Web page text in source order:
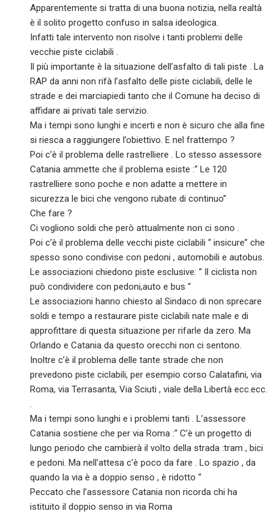
Apparentemente si tratta di una buona notizia, nella realtà
è il solito progetto confuso in salsa ideologica.
Infatti tale intervento non risolve i tanti problemi delle
vecchie piste ciclabili .
Il più importante è la situazione dell’asfalto di tali piste . La
RAP da anni non rifà l’asfalto delle piste ciclabili, delle le
strade e dei marciapiedi tanto che il Comune ha deciso di
affidare ai privati tale servizio.
Ma i tempi sono lunghi e incerti e non è sicuro che alla fine
si riesca a raggiungere l’obiettivo. E nel frattempo ?
Poi c’è il problema delle rastrelliere . Lo stesso assessore
Catania ammette che il problema esiste :“ Le 120
rastrelliere sono poche e non adatte a mettere in
sicurezza le bici che vengono rubate di continuo”
Che fare ?
Ci vogliono soldi che però attualmente non ci sono .
Poi c’è il problema delle vecchi piste ciclabili “ insicure” che
spesso sono condivise con pedoni , automobili e autobus.
Le associazioni chiedono piste esclusive: “ Il ciclista non
può condividere con pedoni,auto e bus “
Le associazioni hanno chiesto al Sindaco di non sprecare
soldi e tempo a restaurare piste ciclabili nate male e di
approfittare di questa situazione per rifarle da zero. Ma
Orlando e Catania da questo orecchi non ci sentono.
Inoltre c’è il problema delle tante strade che non
prevedono piste ciclabili, per esempio corso Calatafini, via
Roma, via Terrasanta, Via Sciuti , viale della Libertà ecc.ecc.
.
Ma i tempi sono lunghi e i problemi tanti . L’assessore
Catania sostiene che per via Roma :“ C’è un progetto di
lungo periodo che cambierà il volto della strada :tram , bici
e pedoni. Ma nell’attesa c’è poco da fare . Lo spazio , da
quando la via è a doppio senso , è ridotto “
Peccato che l’assessore Catania non ricorda chi ha
istituito il doppio senso in via Roma